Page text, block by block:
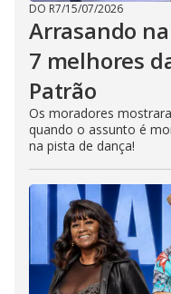
DO R7/15/07/2026
Arrasando
7 melhores
Patrão
Os moradores
quando o assunto é
na pista de dança!